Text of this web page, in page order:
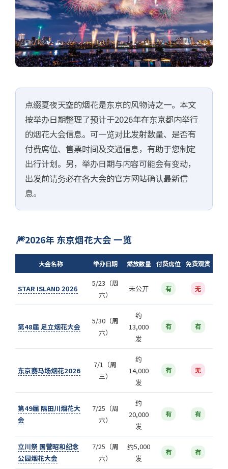
日程・付费席位・门票信息汇总
按举办日期排序 ─ 发射数量、交通、付费席位信息一览对比
点缀夏夜天空的烟花是东京的风物诗之一。本文
按举办日期整理了预计于2026年在东京都内举行
的烟花大会信息。可一览对比发射数量、是否有
付费席位、售票时间及交通信息，有助于您制定
出行计划。另，举办日期与内容可能会有变动，
出发前请务必在各大会的官方网站确认最新信
息。
2026年 东京烟花大会 一览
大会名称 举办日期 燃放数量 付费席位 免费观赏
STAR ISLAND 2026
5/23（周
六）
未公开 有 无
第48届 足立烟花大会
5/30（周
六）
约
13,000
发
有 有
东京赛马场烟花2026
7/1（周
三）
约
14,000
发
有 无
第49届 隅田川烟花大
会
7/25（周
六）
约
20,000
发
有 有
立川祭 国营昭和纪念
公园烟花大会
7/25（周
六）
约5,000
发
有 有